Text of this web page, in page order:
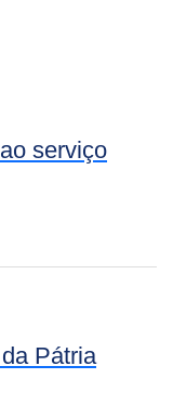
serviço
Pátria